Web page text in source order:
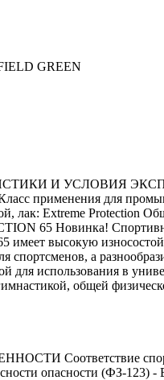
GREEN
И УСЛОВИЯ
применения для
лак: Extreme Protection
65 Новинка!
имеет высокую
спортсменов, а
для использования в
общей
Соответствие
опасности (ФЗ-123)